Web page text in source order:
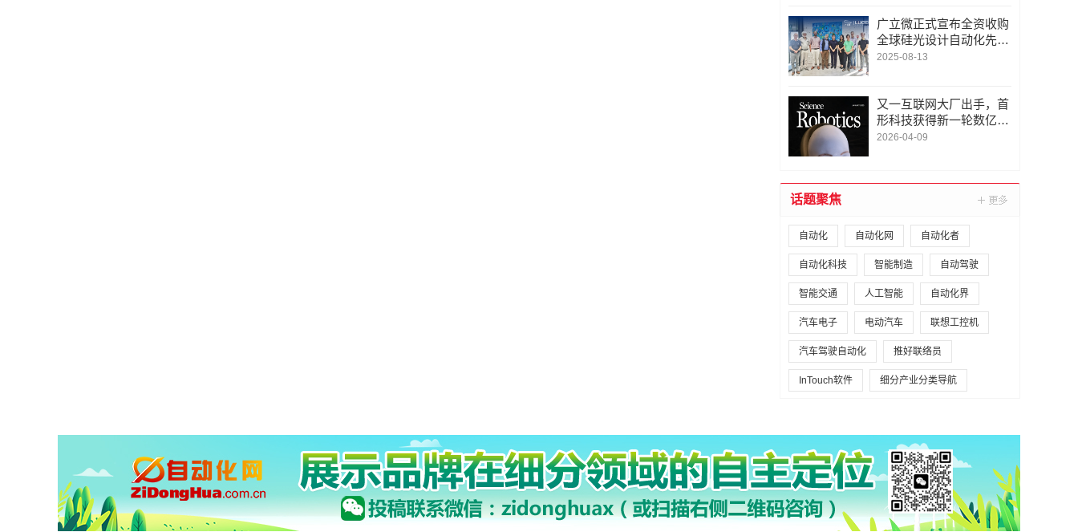
广立微正式宣布全资收购
全球硅光设计自动化先锋
LUCEDA
2025-08-13
又一互联网大厂出手，首
形科技获得新一轮数亿元
A1轮融资｜人脸机器人首
2026-04-09
话题聚焦
自动化 自动化网 自动化者
自动化科技 智能制造 自动驾驶
智能交通 人工智能 自动化界
汽车电子 电动汽车 联想工控机
汽车驾驶自动化 推好联络员
InTouch软件 细分产业分类导航